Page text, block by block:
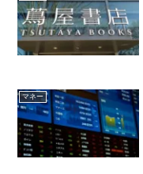
マネー